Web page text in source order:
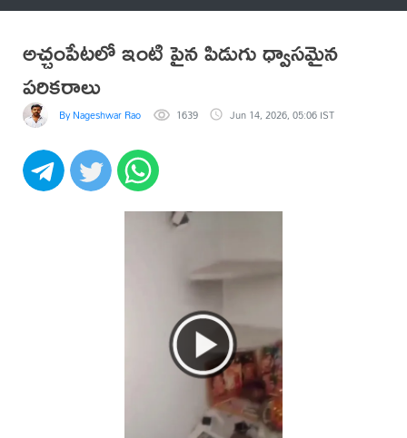
అచ్చంపేటలో ఇంటి పైన పిడుగు ధ్వాసమైన
పరికరాలు
By Nageshwar Rao 1639 Jun 14, 2026, 05:06 IST